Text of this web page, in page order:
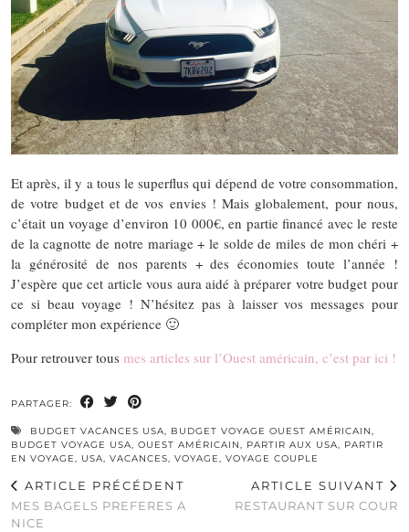
Et après, il y a tous le superflus qui dépend de votre consommation,
de votre budget et de vos envies ! Mais globalement, pour nous,
c’était un voyage d’environ 10 000€, en partie financé avec le reste
de la cagnotte de notre mariage + le solde de miles de mon chéri +
la générosité de nos parents + des économies toute l’année !
J’espère que cet article vous aura aidé à préparer votre budget pour
ce si beau voyage ! N’hésitez pas à laisser vos messages pour
compléter mon expérience 🙂
Pour retrouver tous mes articles sur l’Ouest américain, c’est par ici !
PARTAGER:
BUDGET VACANCES USA, BUDGET VOYAGE OUEST AMÉRICAIN,
BUDGET VOYAGE USA, OUEST AMÉRICAIN, PARTIR AUX USA, PARTIR
EN VOYAGE, USA, VACANCES, VOYAGE, VOYAGE COUPLE
ARTICLE PRÉCÉDENT
MES BAGELS PREFERES A
NICE
ARTICLE SUIVANT
RESTAURANT SUR COUR